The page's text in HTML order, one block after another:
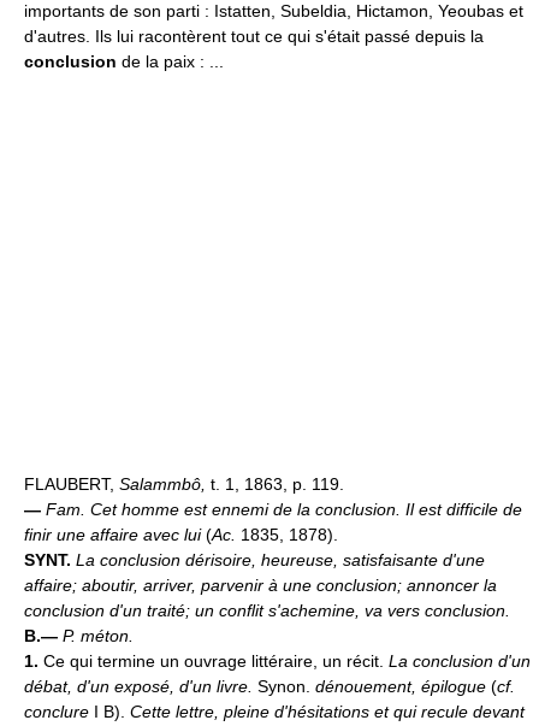
importants de son parti : Istatten, Subeldia, Hictamon, Yeoubas et
d'autres. Ils lui racontèrent tout ce qui s'était passé depuis la
conclusion de la paix : ...
FLAUBERT, Salammbô, t. 1, 1863, p. 119.
— Fam. Cet homme est ennemi de la conclusion. Il est difficile de
finir une affaire avec lui(Ac. 1835, 1878).
SYNT. La conclusion dérisoire, heureuse, satisfaisante d'une
affaire; aboutir, arriver, parvenir à une conclusion; annoncer la
conclusion d'un traité; un conflit s'achemine, va vers conclusion.
B.— P. méton.
1. Ce qui termine un ouvrage littéraire, un récit. La conclusion d'un
débat, d'un exposé, d'un livre. Synon. dénouement, épilogue (cf.
conclure I B). Cette lettre, pleine d'hésitations et qui recule devant